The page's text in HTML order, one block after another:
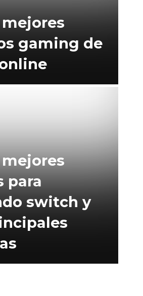
mejores
gaming de
mejores
para
switch y